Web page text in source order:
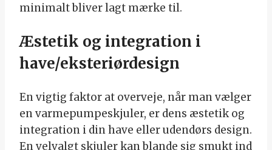
minimalt bliver lagt mærke til.
Æstetik og integration i
have/eksteriørdesign
En vigtig faktor at overveje, når man vælger
en varmepumpeskjuler, er dens æstetik og
integration i din have eller udendørs design.
En velvalgt skjuler kan blande sig smukt ind